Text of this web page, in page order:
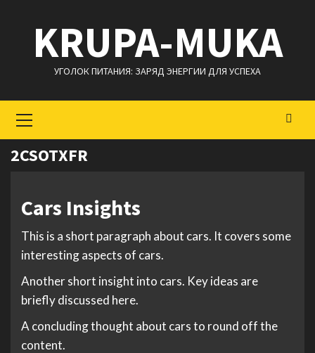
содержимому
KRUPA-MUKA
УГОЛОК ПИТАНИЯ: ЗАРЯД ЭНЕРГИИ ДЛЯ УСПЕХА
меню
2CSOTXFR
Cars Insights
This is a short paragraph about cars. It covers some
interesting aspects of cars.
Another short insight into cars. Key ideas are
briefly discussed here.
A concluding thought about cars to round off the
content.